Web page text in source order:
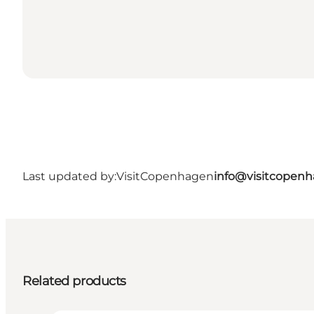
Last updated by:VisitCopenhagen
Related products